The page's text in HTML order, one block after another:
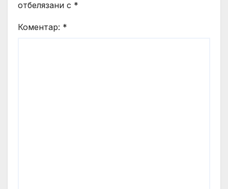
отбелязани с *
Коментар: *